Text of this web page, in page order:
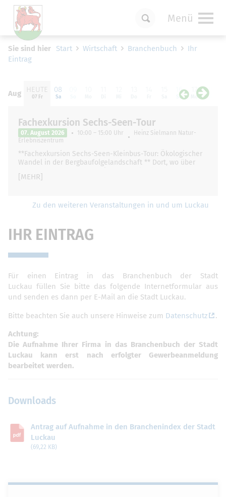
Menü
Sie sind hier Start Wirtschaft Branchenbuch
Ihr
Eintrag
Aug HEUTE
07 Fr
08
Sa
16
So
17
Mo
18
Di
Aug
Fachexkursion Sechs-Seen-Tour
07. August 2026 10:00 – 15:00 Uhr
Heinz Sielmann Natur-
Erlebniszentrum
**Fachexkursion Sechs-Seen-Kleinbus-Tour: Ökologischer
Wandel in der Bergbaufolgelandschaft ** Dort, wo über
sich die Landschaft …
[MEHR]
Zu den weiteren Veranstaltungen in und um Luckau
IHR EINTRAG
Für einen Eintrag in das Branchenbuch der Stadt
Luckau füllen Sie bitte das folgende Internetformular aus
und senden es dann per E-Mail an die Stadt Luckau.
Bitte beachten Sie auch unsere Hinweise zum Datenschutz
.
Achtung:
Die Aufnahme Ihrer Firma in das Branchenbuch der Stadt
Luckau kann erst nach erfolgter Gewerbeanmeldung
bearbeitet werden.
Downloads
Antrag auf Aufnahme in den Branchenindex der Stadt
Luckau
(69,22 KB)
vornehmen zu können wird die Berechtigung